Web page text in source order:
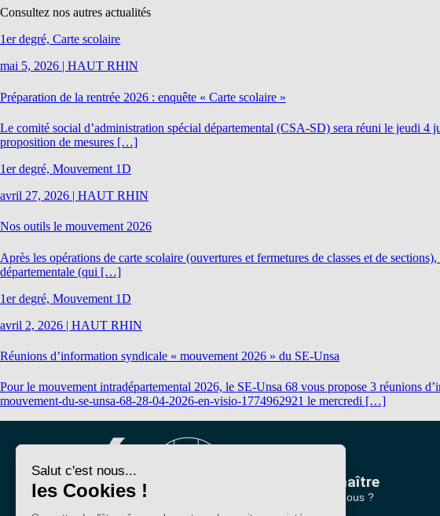
Consultez nos autres actualités
1er degré, Carte scolaire
mai 5, 2026
HAUT RHIN
Préparation de la rentrée 2026 : enquête « Carte scolaire »
Le comité social d’administration spécial départemental (CSA-SD) sera réuni le jeudi 4
proposition de mesures […]
1er degré, Mouvement 1D
avril 27, 2026 | HAUT RHIN
Nos outils le mouvement 2026
Après les opérations de carte scolaire (ouvertures et fermetures de classes et de
départementale (qui […]
1er degré, Mouvement 1D
avril 2, 2026 | HAUT RHIN
Réunions d’information syndicale « mouvement 2026 » du SE-Unsa
Pour le mouvement intradépartemental 2026, le SE-Unsa 68 vous propose 3 réunions
mouvement-du-se-unsa-68-28-04-2026-en-visio-1774962921 le mercredi […]
Nous connaître
Qui sommes-nous ?